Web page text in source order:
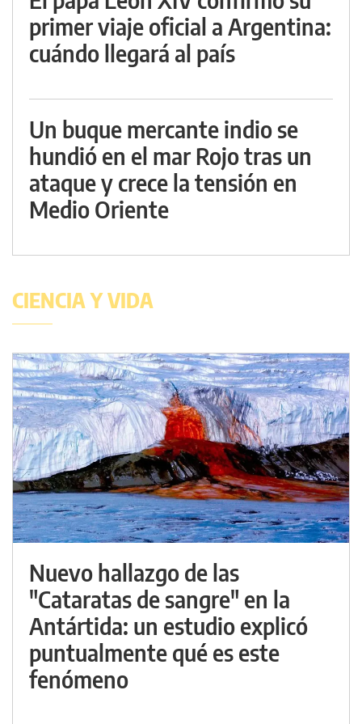
primer viaje oficial a Argentina:
cuándo llegará al país
Un buque mercante indio se
hundió en el mar Rojo tras un
ataque y crece la tensión en
Medio Oriente
CIENCIA Y VIDA
Nuevo hallazgo de las
"Cataratas de sangre" en la
Antártida: un estudio explicó
puntualmente qué es este
fenómeno